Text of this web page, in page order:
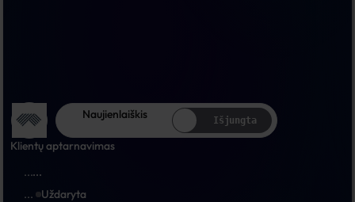
Naujienlaiškis Išjungta
Klientų aptarnavimas
......
...
Uždaryta